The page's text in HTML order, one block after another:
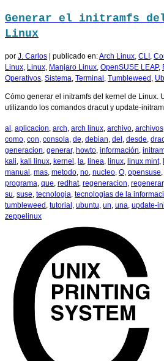
Generar el initramfs
Linux
por J. Carlos publicado en:Arch Linux, CLI ,
Linux, Linux, Manjaro Linux, OpenSUSE LEAP,
Operativos, Sistema, Terminal , Tumbleweed ,
Cómo generar el initramfs del kernel de Linux.
utilizando los comandos dracut y update-
al , aplicacion, arch, arch linux, archivo, archivos
como, con, consola, de, debian, del , desde,
generacion, generar, howto, información,
kali, kali linux, kernel , la, linea, linux, linux mint,
manual , mas, metodo, no, nucleo, O, opensuse,
programa, que, redhat, regeneracion, regenerar
su, suse, tecnologia, tecnologias de la
tumbleweed , tutorial , ubuntu, un, una, update-
zeppelinux